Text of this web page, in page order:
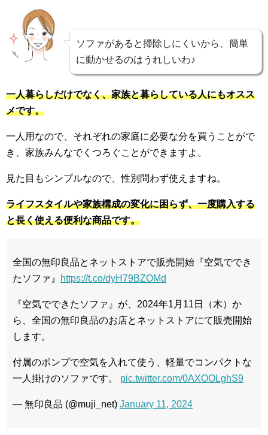
ソファがあると掃除しにくいから、簡単
に動かせるのはうれしいわ♪
一人暮らしだけでなく、家族と暮らしている人にもオスス
メです。
一人用なので、それぞれの家庭に必要な分を買うことがで
き、家族みんなでくつろぐことができますよ。
見た目もシンプルなので、性別問わず使えますね。
ライフスタイルや家族構成の変化に困らず、一度購入する
と長く使える便利な商品です。
全国の無印良品とネットストアで販売開始『空気ででき
たソファ』
https://t.co/dyH79BZOMd
『空気でできたソファ』が、2024年1月11日（木）か
ら、全国の無印良品のお店とネットストアにて販売開始
します。
付属のポンプで空気を入れて使う、軽量でコンパクトな
一人掛けのソファです。 pic.twitter.com/0AXOOLghS9
— 無印良品 (@muji_net) January 11, 2024